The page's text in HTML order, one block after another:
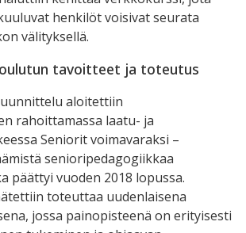
henkilöt voisivat seurata
välityksellä.
tavoitteet ja toteutus
aloitettiin
rahoittamassa laatu- ja
Seniorit voimavaraksi –
senioripedagogiikkaa
päättyi vuoden 2018 lopussa.
toteuttaa uudenlaisena
jossa painopisteenä on erityisesti